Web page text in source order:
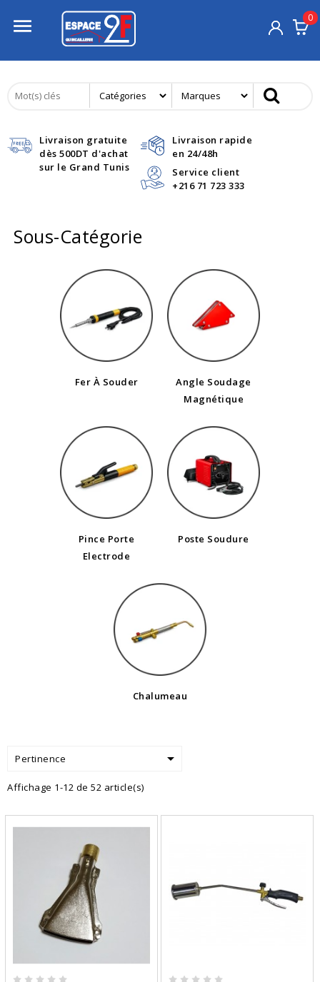
 0
Livraison gratuite
dès 500DT d'achat
sur le Grand Tunis
Livraison rapide
en 24/48h
Service client
+216 71 723 333
Sous-Catégorie
Fer À Souder
Angle Soudage
Magnétique
Pince Porte
Electrode
Poste Soudure
Chalumeau
Pertinence 
Affichage 1-12 de 52 article(s)